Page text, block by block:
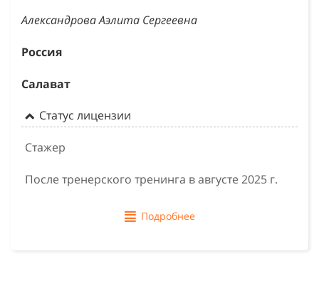
Александрова Аэлита Сергеевна
Россия
Салават
Статус лицензии
Стажер
После тренерского тренинга в августе 2025 г.
Подробнее